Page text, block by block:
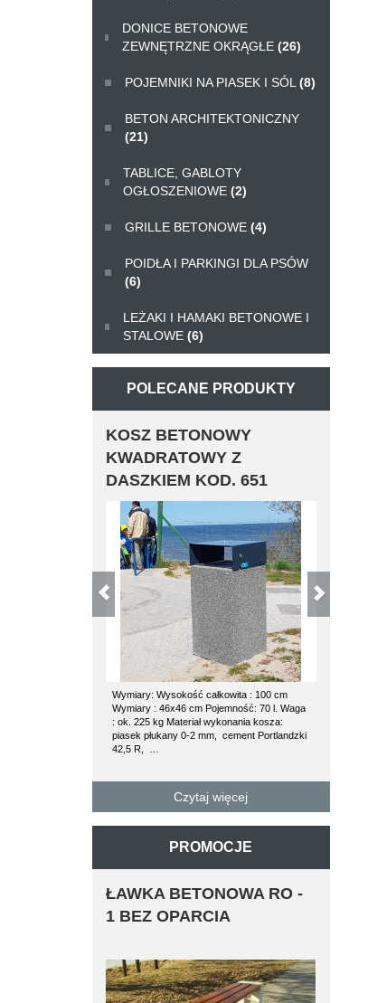
DONICE BETONOWE
ZEWNĘTRZNE OKRĄGŁE(26)
POJEMNIKI NA PIASEK I SÓL (8)
BETON ARCHITEKTONICZNY
(21)
TABLICE, GABLOTY
OGŁOSZENIOWE(2)
GRILLE BETONOWE (4)
POIDŁA I PARKINGI DLA PSÓW
(6)
LEŻAKI I HAMAKI BETONOWE I
STALOWE (6)
POLECANE PRODUKTY
KOSZ BETONOWY
KWADRATOWY Z
DASZKIEM KOD. 651
Wymiary: Wysokość całkowita : 100 cm
Wymiary : 46x46 cm Pojemność: 70 l. Waga
: ok. 225 kg Materiał wykonania kosza:
piasek płukany 0-2 mm, cement Portlandzki
42,5 R, …
Czytaj więcej
PROMOCJE
ŁAWKA BETONOWA RO -
1 BEZ OPARCIA